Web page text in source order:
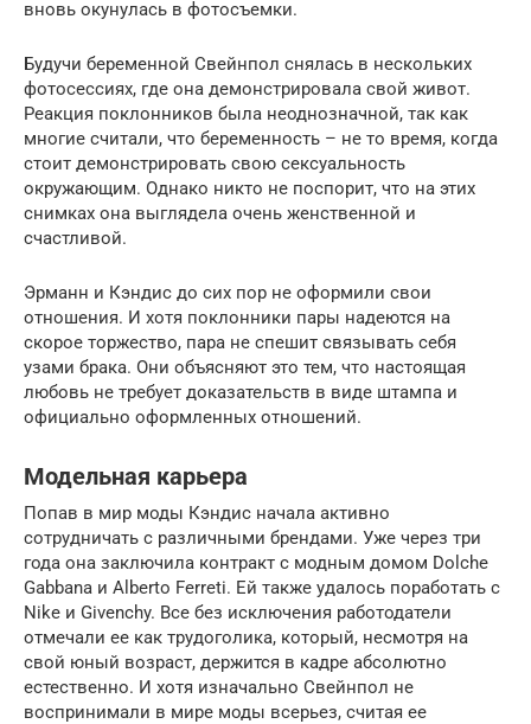
вновь окунулась в фотосъемки.
Будучи беременной Свейнпол снялась в нескольких
фотосессиях, где она демонстрировала свой живот.
Реакция поклонников была неоднозначной, так как
многие считали, что беременность – не то время, когда
стоит демонстрировать свою сексуальность
окружающим. Однако никто не поспорит, что на этих
снимках она выглядела очень женственной и
счастливой.
Эрманн и Кэндис до сих пор не оформили свои
отношения. И хотя поклонники пары надеются на
скорое торжество, пара не спешит связывать себя
узами брака. Они объясняют это тем, что настоящая
любовь не требует доказательств в виде штампа и
официально оформленных отношений.
Модельная карьера
Попав в мир моды Кэндис начала активно
сотрудничать с различными брендами. Уже через три
года она заключила контракт с модным домом Dolche
Gabbana и Alberto Ferreti. Ей также удалось поработать с
Nike и Givenchy. Все без исключения работодатели
отмечали ее как трудоголика, который, несмотря на
свой юный возраст, держится в кадре абсолютно
естественно. И хотя изначально Свейнпол не
воспринимали в мире моды всерьез, считая ее